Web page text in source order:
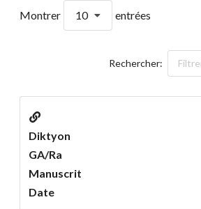
Montrer 10 entrées
Rechercher:
Diktyon
GA/Ra
Manuscrit
Date